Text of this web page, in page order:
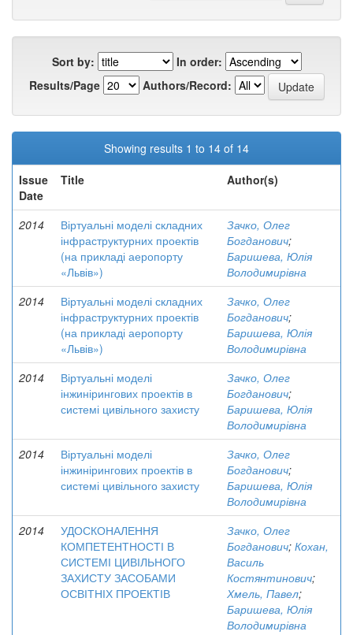
Sort by:
In order:
Results/Page
Authors/Record:
Showing results 1 to 14 of 14
Issue
Date
Title Author(s)
2014
Віртуальні моделі складних
інфраструктурних проектів
(на прикладі аеропорту
«Львів»)
Зачко, Олег
Богданович;
Баришева, Юлія
Володимирівна
2014
Віртуальні моделі складних
інфраструктурних проектів
(на прикладі аеропорту
«Львів»)
Зачко, Олег
Богданович;
Баришева, Юлія
Володимирівна
2014
Віртуальні моделі
інжинірингових проектів в
системі цивільного захисту
Зачко, Олег
Богданович;
Баришева, Юлія
Володимирівна
2014
Віртуальні моделі
інжинірингових проектів в
системі цивільного захисту
Зачко, Олег
Богданович;
Баришева, Юлія
Володимирівна
2014
УДОСКОНАЛЕННЯ
КОМПЕТЕНТНОСТІ В
СИСТЕМІ ЦИВІЛЬНОГО
ЗАХИСТУ ЗАСОБАМИ
ОСВІТНІХ ПРОЕКТІВ
Зачко, Олег
Богданович; Кохан,
Василь
Костянтинович;
Хмель, Павел;
Баришева, Юлія
Володимирівна